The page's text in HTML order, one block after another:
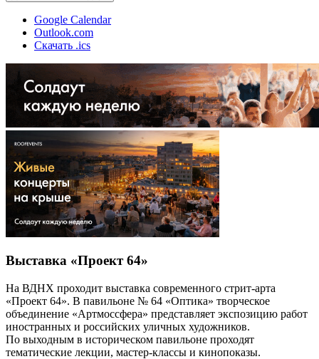
Google Calendar
Outlook.com
Скачать .ics
Выставка «Проект 64»
На ВДНХ проходит выставка современного стрит-арта
«Проект 64». В павильоне № 64 «Оптика» творческое
объединение «Артмоссфера» представляет экспозицию работ
иностранных и российских уличных художников.
По выходным в историческом павильоне проходят
тематические лекции, мастер-классы и кинопоказы.